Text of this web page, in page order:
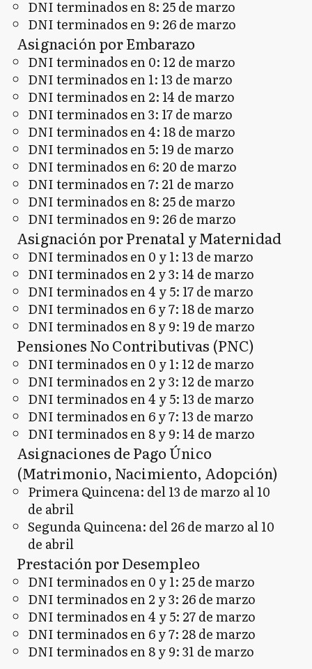
DNI terminados en 8: 25 de marzo
DNI terminados en 9: 26 de marzo
Asignación por Embarazo
DNI terminados en 0: 12 de marzo
DNI terminados en 1: 13 de marzo
DNI terminados en 2: 14 de marzo
DNI terminados en 3: 17 de marzo
DNI terminados en 4: 18 de marzo
DNI terminados en 5: 19 de marzo
DNI terminados en 6: 20 de marzo
DNI terminados en 7: 21 de marzo
DNI terminados en 8: 25 de marzo
DNI terminados en 9: 26 de marzo
Asignación por Prenatal y Maternidad
DNI terminados en 0 y 1: 13 de marzo
DNI terminados en 2 y 3: 14 de marzo
DNI terminados en 4 y 5: 17 de marzo
DNI terminados en 6 y 7: 18 de marzo
DNI terminados en 8 y 9: 19 de marzo
Pensiones No Contributivas (PNC)
DNI terminados en 0 y 1: 12 de marzo
DNI terminados en 2 y 3: 12 de marzo
DNI terminados en 4 y 5: 13 de marzo
DNI terminados en 6 y 7: 13 de marzo
DNI terminados en 8 y 9: 14 de marzo
Asignaciones de Pago Único
(Matrimonio, Nacimiento, Adopción)
Primera Quincena: del 13 de marzo al 10
de abril
Segunda Quincena: del 26 de marzo al 10
de abril
Prestación por Desempleo
DNI terminados en 0 y 1: 25 de marzo
DNI terminados en 2 y 3: 26 de marzo
DNI terminados en 4 y 5: 27 de marzo
DNI terminados en 6 y 7: 28 de marzo
DNI terminados en 8 y 9: 31 de marzo